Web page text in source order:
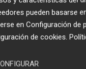
pueden basarse
en Configuración de
de cookies.